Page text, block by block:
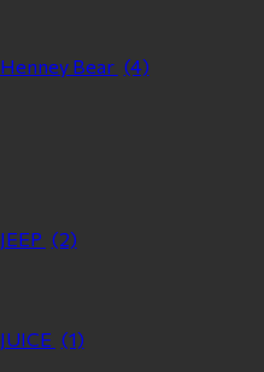
Henney Bear (4)
JEEP (2)
JUICE (1)